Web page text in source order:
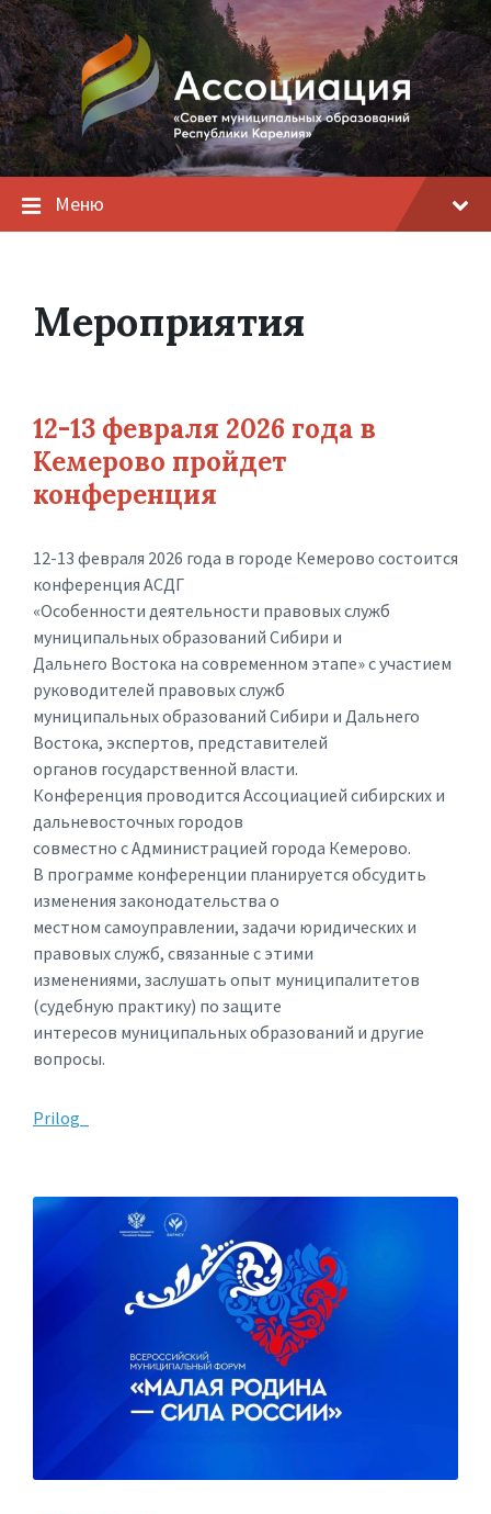
Меню
Мероприятия
12-13 февраля 2026 года в
Кемерово пройдет
конференция
12-13 февраля 2026 года в городе Кемерово состоится
конференция АСДГ
«Особенности деятельности правовых служб
муниципальных образований Сибири и
Дальнего Востока на современном этапе» с участием
руководителей правовых служб
муниципальных образований Сибири и Дальнего
Востока, экспертов, представителей
органов государственной власти.
Конференция проводится Ассоциацией сибирских и
дальневосточных городов
совместно c Администрацией города Кемерово.
В программе конференции планируется обсудить
изменения законодательства о
местном самоуправлении, задачи юридических и
правовых служб, связанные с этими
изменениями, заслушать опыт муниципалитетов
(судебную практику) по защите
интересов муниципальных образований и другие
вопросы.
Prilog_